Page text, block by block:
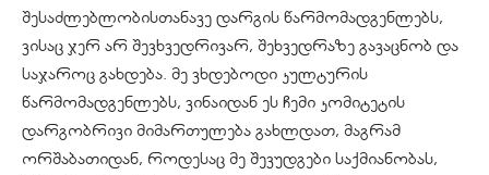
შესაძლებლობისთანავე დარგის წარმომადგენლებს,
ვისაც ჯერ არ შევხვედრივარ, შეხვედრაზე გავაცნობ და
საჯაროც გახდება. მე ვხდებოდი კულტურის
წარმომადგენლებს, ვინაიდან ეს ჩემი კომიტეტის
დარგობრივი მიმართულება გახლდათ, მაგრამ
ორშაბათიდან, როდესაც მე შევუდგები საქმიანობას,